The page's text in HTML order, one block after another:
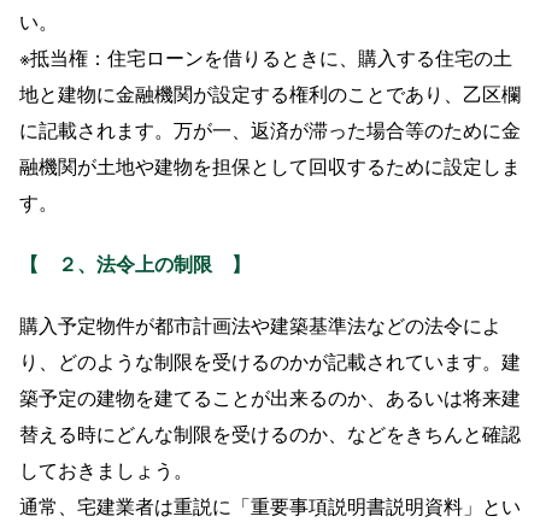
い。
※抵当権：住宅ローンを借りるときに、購入する住宅の土
地と建物に金融機関が設定する権利のことであり、乙区欄
に記載されます。万が一、返済が滞った場合等のために金
融機関が土地や建物を担保として回収するために設定しま
す。
【 ２、法令上の制限 】
購入予定物件が都市計画法や建築基準法などの法令によ
り、どのような制限を受けるのかが記載されています。建
築予定の建物を建てることが出来るのか、あるいは将来建
替える時にどんな制限を受けるのか、などをきちんと確認
しておきましょう。
通常、宅建業者は重説に「重要事項説明書説明資料」とい